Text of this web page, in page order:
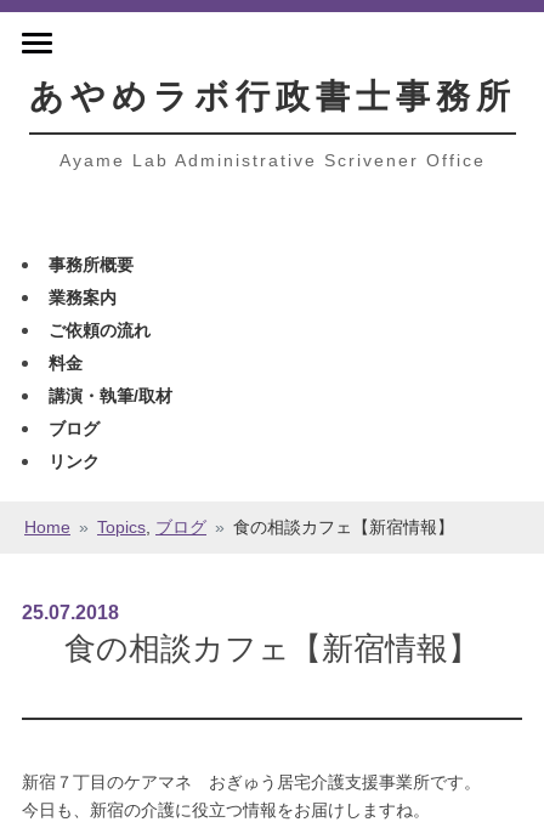
あやめラボ行政書士事務所
Ayame Lab Administrative Scrivener Office
事務所概要
業務案内
ご依頼の流れ
料金
講演・執筆/取材
ブログ
リンク
Home » Topics ブログ » 食の相談カフェ【新宿情報】
25.07.2018
食の相談カフェ【新宿情報】
新宿７丁目のケアマネ おぎゅう居宅介護支援事業所です。
今日も、新宿の介護に役立つ情報をお届けしますね。